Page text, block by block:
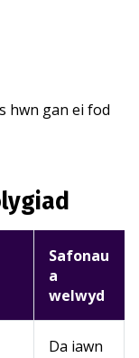
hwn gan ei fod
Safonau
a
welwyd
Da iawn